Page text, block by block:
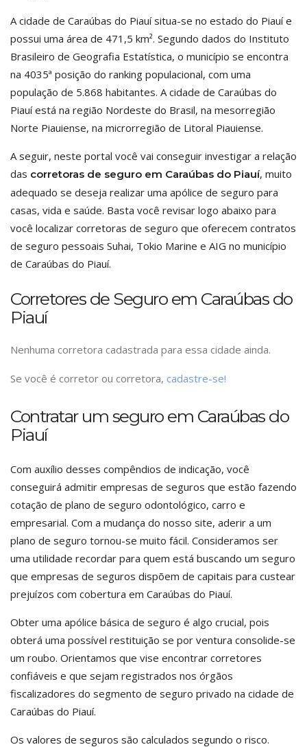
A cidade de Caraúbas do Piauí situa-se no estado do Piauí e
possui uma área de 471,5 km². Segundo dados do Instituto
Brasileiro de Geografia Estatística, o município se encontra
na 4035ª posição do ranking populacional, com uma
população de 5.868 habitantes. A cidade de Caraúbas do
Piauí está na região Nordeste do Brasil, na mesorregião
Norte Piauiense, na microrregião de Litoral Piauiense.
A seguir, neste portal você vai conseguir investigar a relação
das corretoras de seguro em Caraúbas do Piauí, muito
adequado se deseja realizar uma apólice de seguro para
casas, vida e saúde. Basta você revisar logo abaixo para
você localizar corretoras de seguro que oferecem contratos
de seguro pessoais Suhai, Tokio Marine e AIG no município
de Caraúbas do Piauí.
Corretores de Seguro em Caraúbas do
Piauí
Nenhuma corretora cadastrada para essa cidade ainda.
Se você é corretor ou corretora, cadastre-se!
Contratar um seguro em Caraúbas do
Piauí
Com auxílio desses compêndios de indicação, você
conseguirá admitir empresas de seguros que estão fazendo
cotação de plano de seguro odontológico, carro e
empresarial. Com a mudança do nosso site, aderir a um
plano de seguro tornou-se muito fácil. Consideramos ser
uma utilidade recordar para quem está buscando um seguro
que empresas de seguros dispõem de capitais para custear
prejuízos com cobertura em Caraúbas do Piauí.
Obter uma apólice básica de seguro é algo crucial, pois
obterá uma possível restituição se por ventura consolide-se
um roubo. Orientamos que vise encontrar corretores
confiáveis e que sejam registrados nos órgãos
fiscalizadores do segmento de seguro privado na cidade de
Caraúbas do Piauí.
Os valores de seguros são calculados segundo o risco.